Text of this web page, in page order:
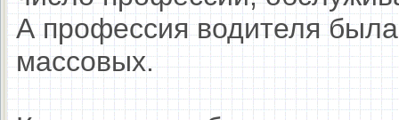
А профессия водителя
массовых.